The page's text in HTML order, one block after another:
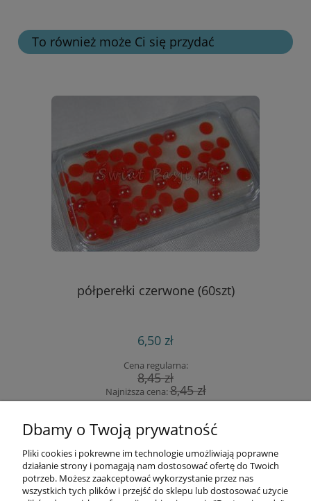
To również może Ci się przydać
półperełki czerwone (60szt)
6,50 zł
Cena regularna:
8,45 zł
Najniższa cena:8,45 zł
Informacje
Opłaty i koszty dostawy
Dbamy o Twoją prywatność
Pliki cookies i pokrewne im technologie umożliwiają poprawne
działanie strony i pomagają nam dostosować ofertę do Twoich
potrzeb. Możesz zaakceptować wykorzystanie przez nas
wszystkich tych plików i przejść do sklepu lub dostosować użycie